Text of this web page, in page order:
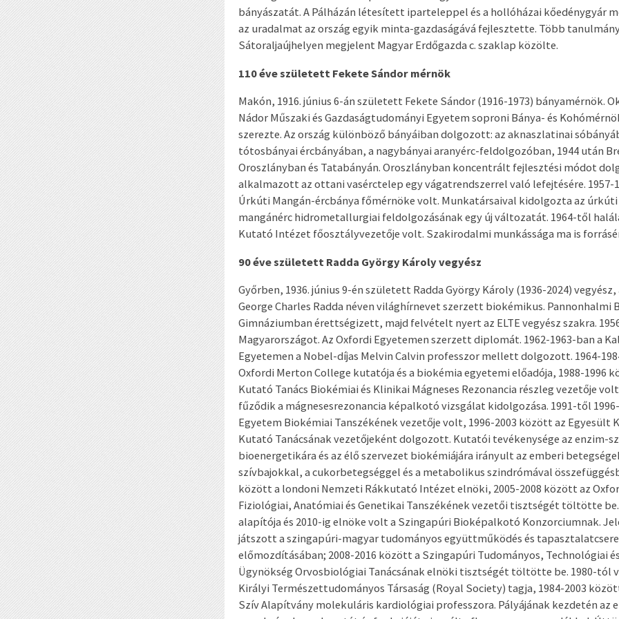
bányászatát. A Pálházán létesített iparteleppel és a hollóházai kőedénygyár
az uradalmat az ország egyik minta-gazdaságává fejlesztette. Több
Sátoraljaújhelyen megjelent Magyar Erdőgazda c. szaklap közölte.
110 éve született Fekete Sándor mérnök
Makón, 1916. június 6-án született Fekete Sándor (1916-1973) bányamérnök.
Nádor Műszaki és Gazdaságtudományi Egyetem soproni Bánya- és
szerezte. Az ország különböző bányáiban dolgozott: az aknaszlatinai
tótosbányai ércbányában, a nagybányai aranyérc-feldolgozóban, 1944 után
Oroszlányban és Tatabányán. Oroszlányban koncentrált fejlesztési módot
alkalmazott az ottani vasérctelep egy vágatrendszerrel való lefejtésére. 1957-
Úrkúti Mangán-ércbánya főmérnöke volt. Munkatársaival kidolgozta az
mangánérc hidrometallurgiai feldolgozásának egy új változatát. 1964-től
Kutató Intézet főosztályvezetője volt. Szakirodalmi munkássága ma is
90 éve született Radda György Károly vegyész
Győrben, 1936. június 9-én született Radda György Károly (1936-2024)
George Charles Radda néven világhírnevet szerzett biokémikus. Pannonhalmi
Gimnáziumban érettségizett, majd felvételt nyert az ELTE vegyész szakra.
Magyarországot. Az Oxfordi Egyetemen szerzett diplomát. 1962-1963-ban a
Egyetemen a Nobel-díjas Melvin Calvin professzor mellett dolgozott. 1964-
Oxfordi Merton College kutatója és a biokémia egyetemi előadója, 1988-1996
Kutató Tanács Biokémiai és Klinikai Mágneses Rezonancia részleg vezetője
fűződik a mágnesesrezonancia képalkotó vizsgálat kidolgozása. 1991-től
Egyetem Biokémiai Tanszékének vezetője volt, 1996-2003 között az Egyesült
Kutató Tanácsának vezetőjeként dolgozott. Kutatói tevékenysége az enzim-
bioenergetikára és az élő szervezet biokémiájára irányult az emberi
szívbajokkal, a cukorbetegséggel és a metabolikus szindrómával
között a londoni Nemzeti Rákkutató Intézet elnöki, 2005-2008 között az
Fiziológiai, Anatómiai és Genetikai Tanszékének vezetői tisztségét töltötte
alapítója és 2010-ig elnöke volt a Szingapúri Bioképalkotó Konzorciumnak.
játszott a szingapúri-magyar tudományos együttműködés és tapasztalatcsere
előmozdításában; 2008-2016 között a Szingapúri Tudományos, Technológiai
Ügynökség Orvosbiológiai Tanácsának elnöki tisztségét töltötte be. 1980-tól
Királyi Természettudományos Társaság (Royal Society) tagja, 1984-2003
Szív Alapítvány molekuláris kardiológiai professzora. Pályájának kezdetén az